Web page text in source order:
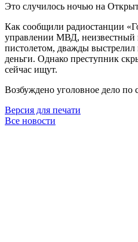
Это случилось ночью на
Как сообщили радиостанции
управлении МВД, неизвестный
пистолетом, дважды выстрелил
деньги. Однако преступник
сейчас ищут.
Возбуждено уголовное дело по
Версия для печати
Все новости